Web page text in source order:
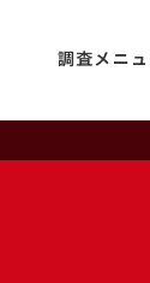
調査メニュ